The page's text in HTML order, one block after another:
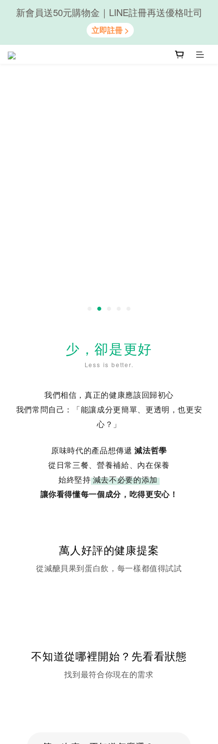
隨心享受｜貝果任選6組$899
新會員送50元購物金｜LINE註冊再送優格吐司
少，卻是更好
Less is better.
我們相信，真正的健康應該回歸初心
我們常問自己：「能讓成分更簡單、更透明，也更安
心？」
原味時代的產品想傳遞減法哲學
從日常三餐、營養補給、內在保養
始終堅持 減去不必要的添加
讓你看得懂每一個成分，吃得更安心！
萬人好評的健康提案
從減醣貝果到蛋白飲，每一樣都值得試試
不知道從哪裡開始？先看看狀態
找到最符合你現在的需求